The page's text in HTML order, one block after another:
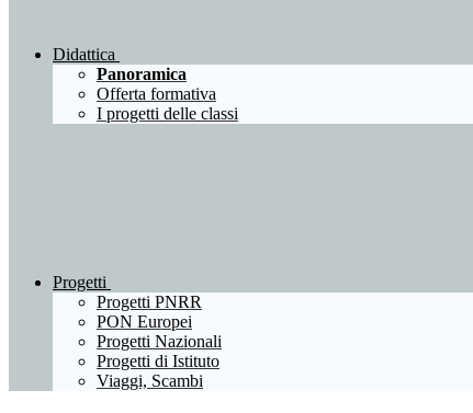
Didattica
Panoramica
Offerta formativa
I progetti delle classi
Progetti
Progetti PNRR
PON Europei
Progetti Nazionali
Progetti di Istituto
Viaggi, Scambi